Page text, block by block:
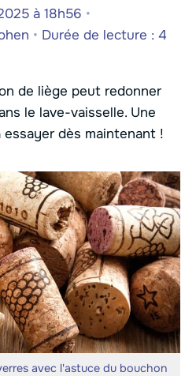
à 18h56 •
• Durée de lecture : 4
de liège peut redonner
le lave-vaisselle. Une
dès maintenant !
avec l'astuce du bouchon